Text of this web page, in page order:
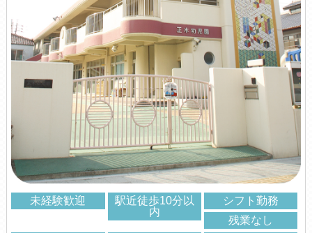
未経験歓迎
駅近徒歩10分以
内
シフト勤務
残業なし